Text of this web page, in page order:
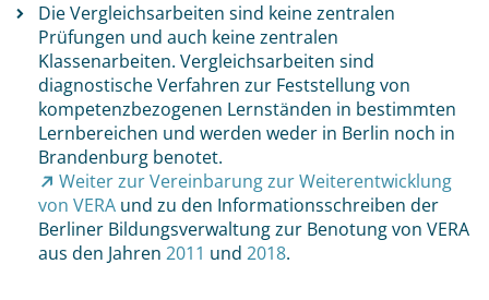
Die Vergleichsarbeiten sind keine zentralen
Prüfungen und auch keine zentralen
Klassenarbeiten. Vergleichsarbeiten sind
diagnostische Verfahren zur Feststellung von
kompetenzbezogenen Lernständen in bestimmten
Lernbereichen und werden weder in Berlin noch in
Brandenburg benotet.
Weiter zur Vereinbarung zur Weiterentwicklung
von VERA und zu den Informationsschreiben der
Berliner Bildungsverwaltung zur Benotung von VERA
aus den Jahren 2011 und 2018.